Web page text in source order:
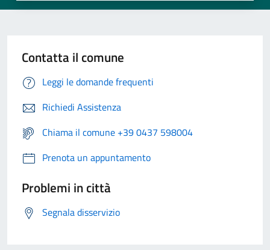
Contatta il comune
Leggi le domande frequenti
Richiedi Assistenza
Chiama il comune +39 0437 598004
Prenota un appuntamento
Problemi in città
Segnala disservizio